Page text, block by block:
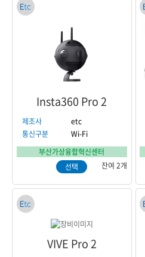
Insta360 Pro 2
제조사
etc
통신구분
Wi-Fi
부산가상융합혁신센터
선택
잔여 2개
VIVE Pro 2